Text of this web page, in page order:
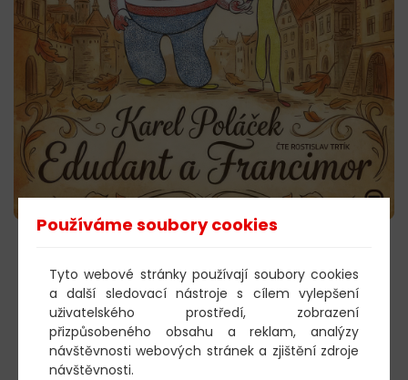
603 805 271
Používáme soubory cookies
Tyto webové stránky používají soubory cookies
a další sledovací nástroje s cílem vylepšení
uživatelského prostředí, zobrazení
přizpůsobeného obsahu a reklam, analýzy
návštěvnosti webových stránek a zjištění zdroje
návštěvnosti.